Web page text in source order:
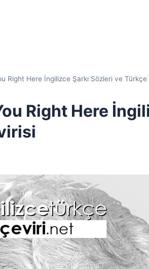
Right Here İngilizce Şarkı Sözleri ve
Right Here